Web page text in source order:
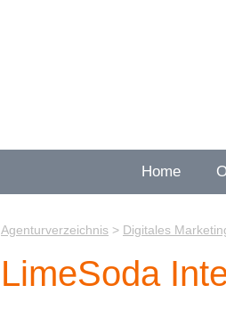
Home
Agenturverzeichnis > Digitales
LimeSoda